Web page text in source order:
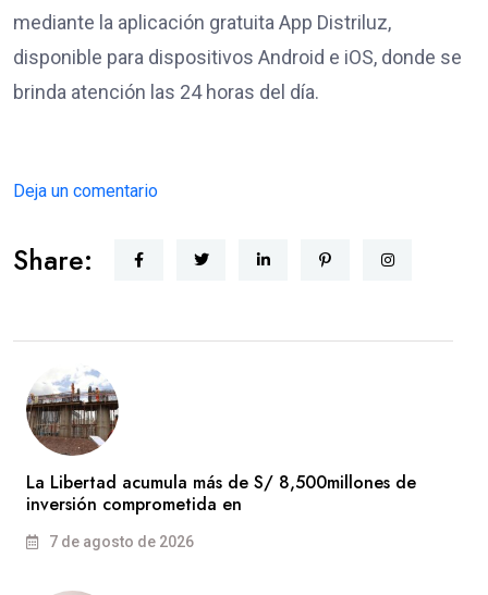
mediante la aplicación gratuita App Distriluz,
disponible para dispositivos Android e iOS, donde se
brinda atención las 24 horas del día.
Deja un comentario
Share:
La Libertad acumula más de S/ 8,500millones de
inversión comprometida en
7 de agosto de 2026